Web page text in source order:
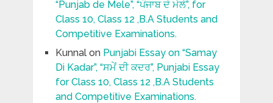
“Punjab de Mele”, “ਪੰਜਾਬ ਦੇ ਮੇਲੇ”, for
Class 10, Class 12 ,B.A Students and
Competitive Examinations.
Kunnalon Punjabi Essay on “Samay
Di Kadar”, “ਸਮੇਂ ਦੀ ਕਦਰ”, Punjabi Essay
for Class 10, Class 12 ,B.A Students
and Competitive Examinations.